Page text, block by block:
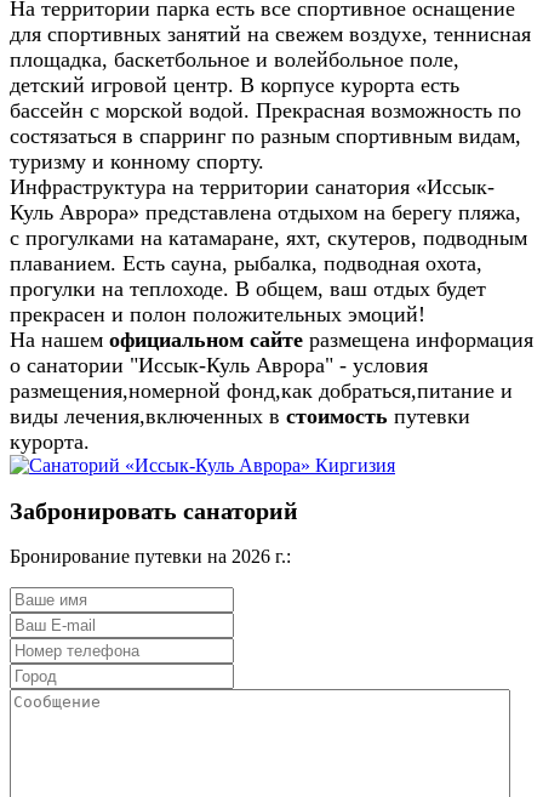
На территории парка есть все спортивное оснащение
для спортивных занятий на свежем воздухе, теннисная
площадка, баскетбольное и волейбольное поле,
детский игровой центр. В корпусе курорта есть
бассейн с морской водой. Прекрасная возможность по
состязаться в спарринг по разным спортивным видам,
туризму и конному спорту.
Инфраструктура на территории санатория «Иссык-
Куль Аврора» представлена отдыхом на берегу пляжа,
с прогулками на катамаране, яхт, скутеров, подводным
плаванием. Есть сауна, рыбалка, подводная охота,
прогулки на теплоходе. В общем, ваш отдых будет
прекрасен и полон положительных эмоций!
На нашем официальном сайте размещена информация
о санатории "Иссык-Куль Аврора" - условия
размещения,номерной фонд,как добраться,питание и
виды лечения,включенных в стоимость путевки
курорта.
Забронировать санаторий
Бронирование путевки на 2026 г.: